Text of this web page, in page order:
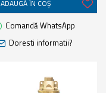
ADAUGĂ ÎN COŞ
Comandă WhatsApp
Doresti informatii?